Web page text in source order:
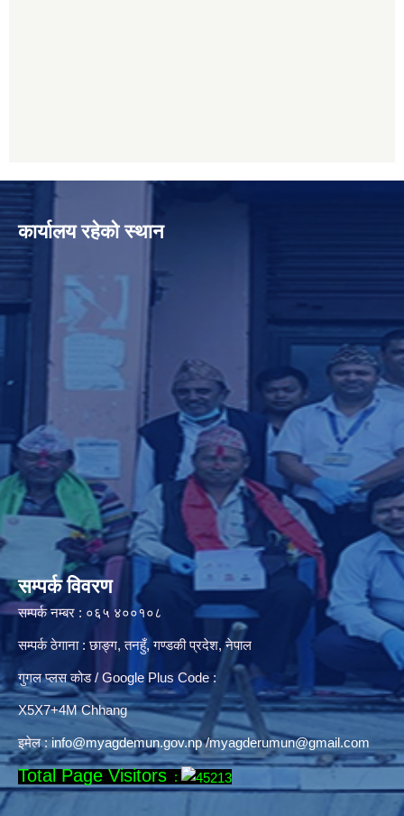
कार्यालय रहेको स्थान
सम्पर्क विवरण
सम्पर्क नम्बर : ०६५ ४००१०८
सम्पर्क ठेगाना : छाङ्ग, तनहुँ, गण्डकी प्रदेश, नेपाल
गुगल प्लस कोड / Google Plus Code :
X5X7+4M Chhang
इमेल :info@myagdemun.gov.np/myagderumun@gmail.com
Total Page Visitors :